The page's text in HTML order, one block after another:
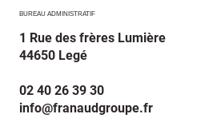
BUREAU ADMINISTRATIF
1 Rue des frères Lumière
44650 Legé
02 40 26 39 30
info@franaudgroupe.fr